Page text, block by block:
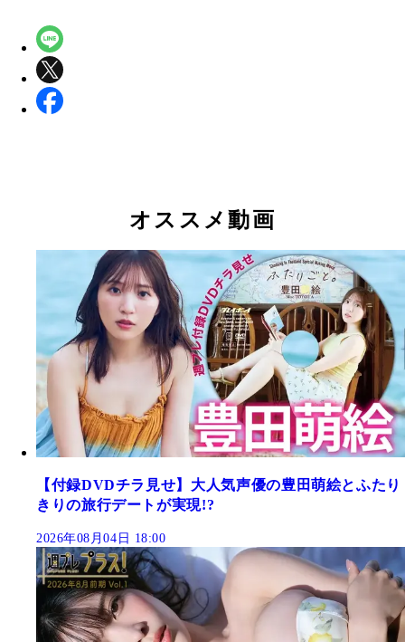
オススメ動画
【付録DVDチラ見せ】大人気声優の豊田萌絵とふたり
きりの旅行デートが実現!?
2026年08月04日 18:00